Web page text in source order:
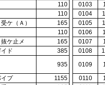
110 0103
110 0104
ケ（Ａ） 165 0105
110 0106
ケ止メ 165 0107
ド 385 0108
935 0109
プ 1155 0110